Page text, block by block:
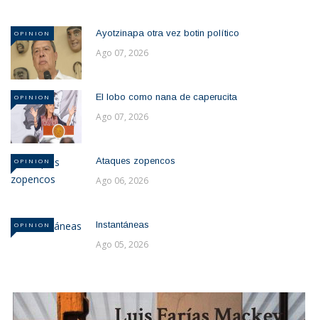
OPINION Ayotzinapa otra vez botin político
Ago 07, 2026
OPINION El lobo como nana de caperucita
Ago 07, 2026
OPINION Ataques zopencos
Ago 06, 2026
OPINION Instantáneas
Ago 05, 2026